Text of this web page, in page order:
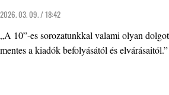
2026. 03. 09. / 18:42
„A 10”-es sorozatunkkal valami olyan
mentes a kiadók befolyásától és elvárásaitól.”